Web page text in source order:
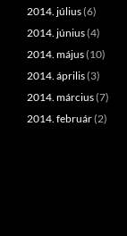
2014. július(6)
2014. június(4)
2014. május(10)
2014. április(3)
2014. március(7)
2014. február(2)